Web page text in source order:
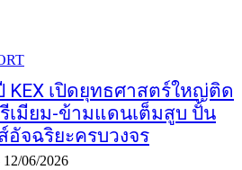
KEX เปิดยุทธศาสตร์ใหญ่ติด
เมียม-ข้ามแดนเต็มสูบ ปั้น
จฉริยะครบวงจร
12/06/2026